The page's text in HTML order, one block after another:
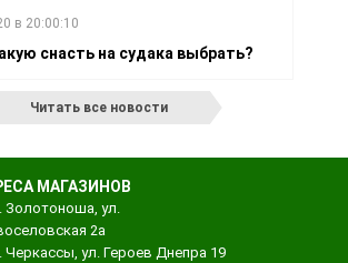
в 20:00:10
снасть на судака выбрать?
Читать все новости
МАГАЗИНОВ
Золотоноша, ул.
2а
Черкассы, ул. Героев Днепра 19